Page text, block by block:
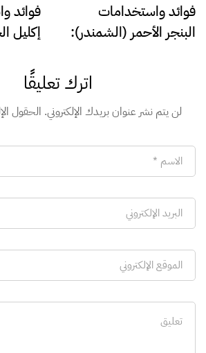
فوائد واستخدامات
البنجر الأحمر (الشمندر):
فوائد
إكليل
طبيعي
وصحتكاترك تعليقًا
لن يتم نشر عنوان بريدك الإلكتروني. الحقول